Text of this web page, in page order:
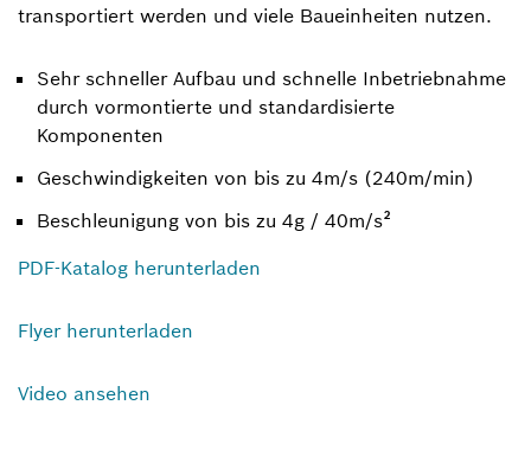
transportiert werden und viele Baueinheiten nutzen.
Sehr schneller Aufbau und schnelle Inbetriebnahme
durch vormontierte und standardisierte
Komponenten
Geschwindigkeiten von bis zu 4m/s (240m/min)
Beschleunigung von bis zu 4g / 40m/s²
PDF-Katalog herunterladen
Flyer herunterladen
Video ansehen